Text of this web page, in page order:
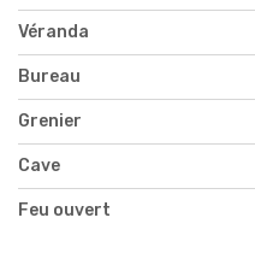
Véranda
Bureau
Grenier
Cave
Feu ouvert